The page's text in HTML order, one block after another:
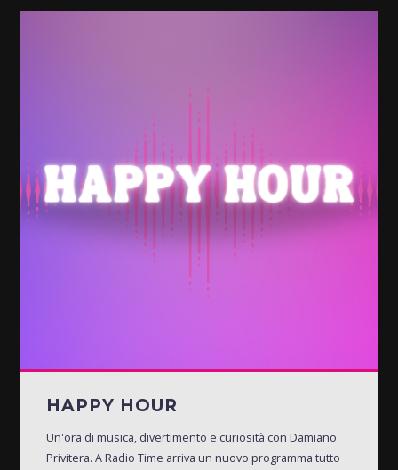
HAPPY HOUR
Un'ora di musica, divertimento e curiosità con Damiano
Privitera. A Radio Time arriva un nuovo programma tutto